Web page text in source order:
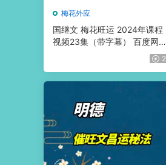
梅花外应
国继文 梅花旺运 2024年课程
视频23集（带字幕） 百度网盘